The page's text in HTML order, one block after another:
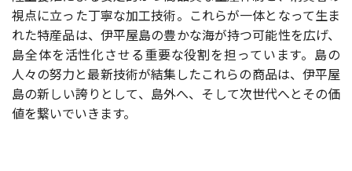
視点に立った丁寧な加工技術。これらが一体となって生ま
れた特産品は、伊平屋島の豊かな海が持つ可能性を広げ、
島全体を活性化させる重要な役割を担っています。島の
人々の努力と最新技術が結集したこれらの商品は、伊平屋
島の新しい誇りとして、島外へ、そして次世代へとその価
値を繋いでいきます。